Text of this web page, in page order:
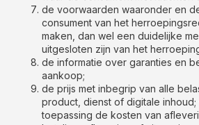
de voorwaarden waaronder en
consument van het
maken, dan wel een duidelijke
uitgesloten zijn van het
de informatie over garanties en
aankoop;
de prijs met inbegrip van alle
product, dienst of digitale
toepassing de kosten van